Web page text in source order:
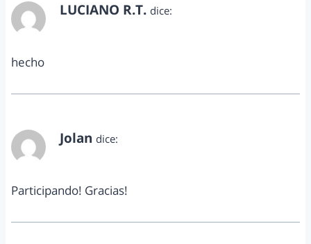
LUCIANO R.T. dice:
hecho
Jolan dice:
Participando! Gracias!